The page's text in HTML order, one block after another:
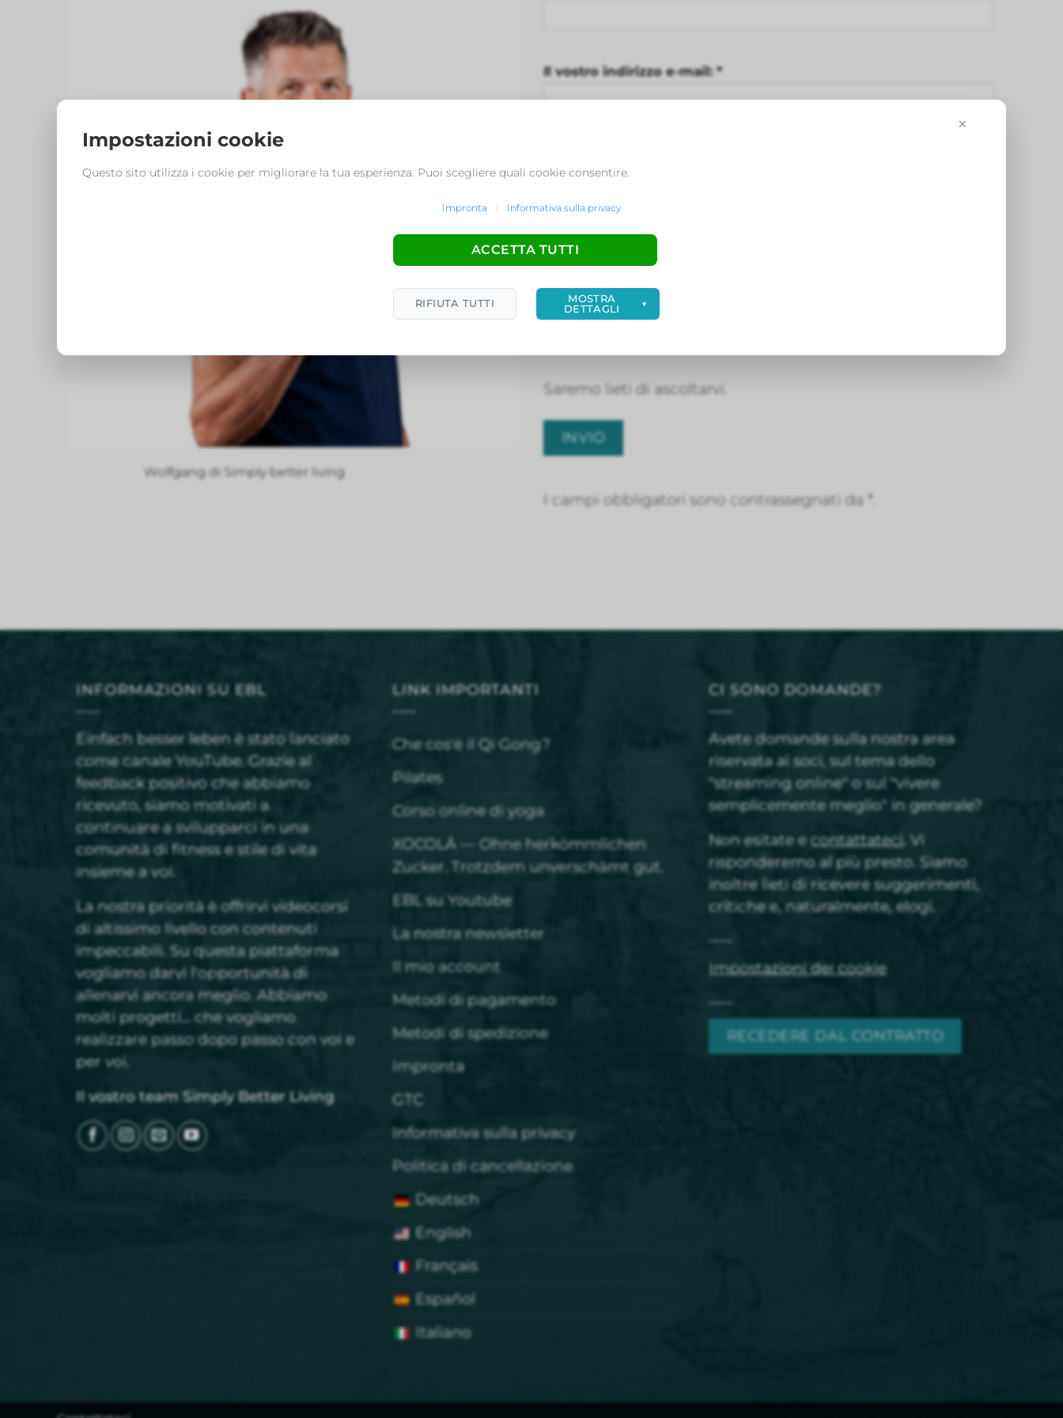
Wolfgang di Simply better living
Il vostro indirizzo e-mail: *
Il vostro messaggio: *
Saremo lieti di ascoltarvi.
I campi obbligatori sono contrassegnati da *.
INFORMAZIONI SU EBL
Einfach besser leben è stato lanciato
come canale YouTube. Grazie al
feedback positivo che abbiamo
ricevuto, siamo motivati a
continuare a svilupparci in una
comunità di fitness e stile di vita
insieme a voi.
La nostra priorità è offrirvi videocorsi
di altissimo livello con contenuti
impeccabili. Su questa piattaforma
vogliamo darvi l'opportunità di
allenarvi ancora meglio. Abbiamo
molti progetti... che vogliamo
realizzare passo dopo passo con voi e
per voi.
Il vostro team Simply Better Living
LINK IMPORTANTI
Che cos'è il Qi Gong?
Pilates
Corso online di yoga
XOCOLÁ — Ohne herkömmlichen
Zucker. Trotzdem unverschämt gut.
EBL su Youtube
La nostra newsletter
Il mio account
Metodi di pagamento
Metodi di spedizione
Impronta
GTC
Informativa sulla privacy
Politica di cancellazione
Deutsch
English
Français
Español
Italiano
CI SONO DOMANDE?
Avete domande sulla nostra area
riservata ai soci, sul tema dello
"streaming online" o sul "vivere
semplicemente meglio" in generale?
Non esitate econtattateci. Vi
risponderemo al più presto. Siamo
inoltre lieti di ricevere suggerimenti,
critiche e, naturalmente, elogi.
Impostazioni dei cookie
RECEDERE DAL CONTRATTO
×
Impostazioni cookie
Questo sito utilizza i cookie per migliorare la tua esperienza. Puoi scegliere quali cookie consentire.
Impronta | Informativa sulla privacy
RIFIUTA TUTTI
ACCETTA TUTTI
MOSTRA
DETTAGLI
▼